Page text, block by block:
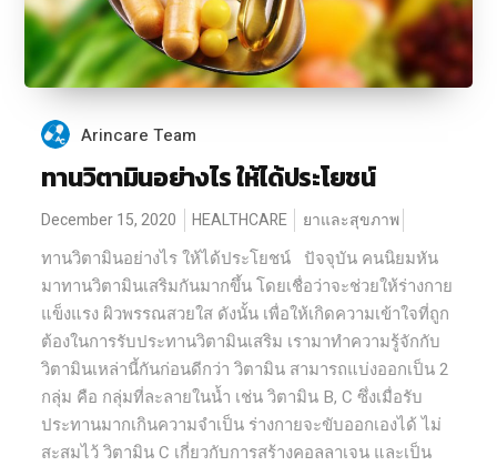
Arincare Team
ทานวิตามินอย่างไร ให้ได้ประโยชน์
December 15, 2020 HEALTHCARE ยาและสุขภาพ
ทานวิตามินอย่างไร ให้ได้ประโยชน์ ปัจจุบัน คนนิยมหัน
มาทานวิตามินเสริมกันมากขึ้น โดยเชื่อว่าจะช่วยให้ร่างกาย
แข็งแรง ผิวพรรณสวยใส ดังนั้น เพื่อให้เกิดความเข้าใจที่ถูก
ต้องในการรับประทานวิตามินเสริม เรามาทำความรู้จักกับ
วิตามินเหล่านี้กันก่อนดีกว่า วิตามิน สามารถแบ่งออกเป็น 2
กลุ่ม คือ กลุ่มที่ละลายในน้ำ เช่น วิตามิน B, C ซึ่งเมื่อรับ
ประทานมากเกินความจำเป็น ร่างกายจะขับออกเองได้ ไม่
สะสมไว้ วิตามิน C เกี่ยวกับการสร้างคอลลาเจน และเป็น